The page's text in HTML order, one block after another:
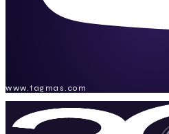
www.tagmas.com